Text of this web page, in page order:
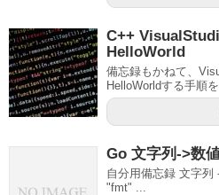
C++
HelloWorld
備忘録もかねて、
HelloWorldする手順
Go 文字列->数
自分用備忘録 文字
"fmt" ...